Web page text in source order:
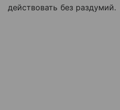
действовать без раздумий.